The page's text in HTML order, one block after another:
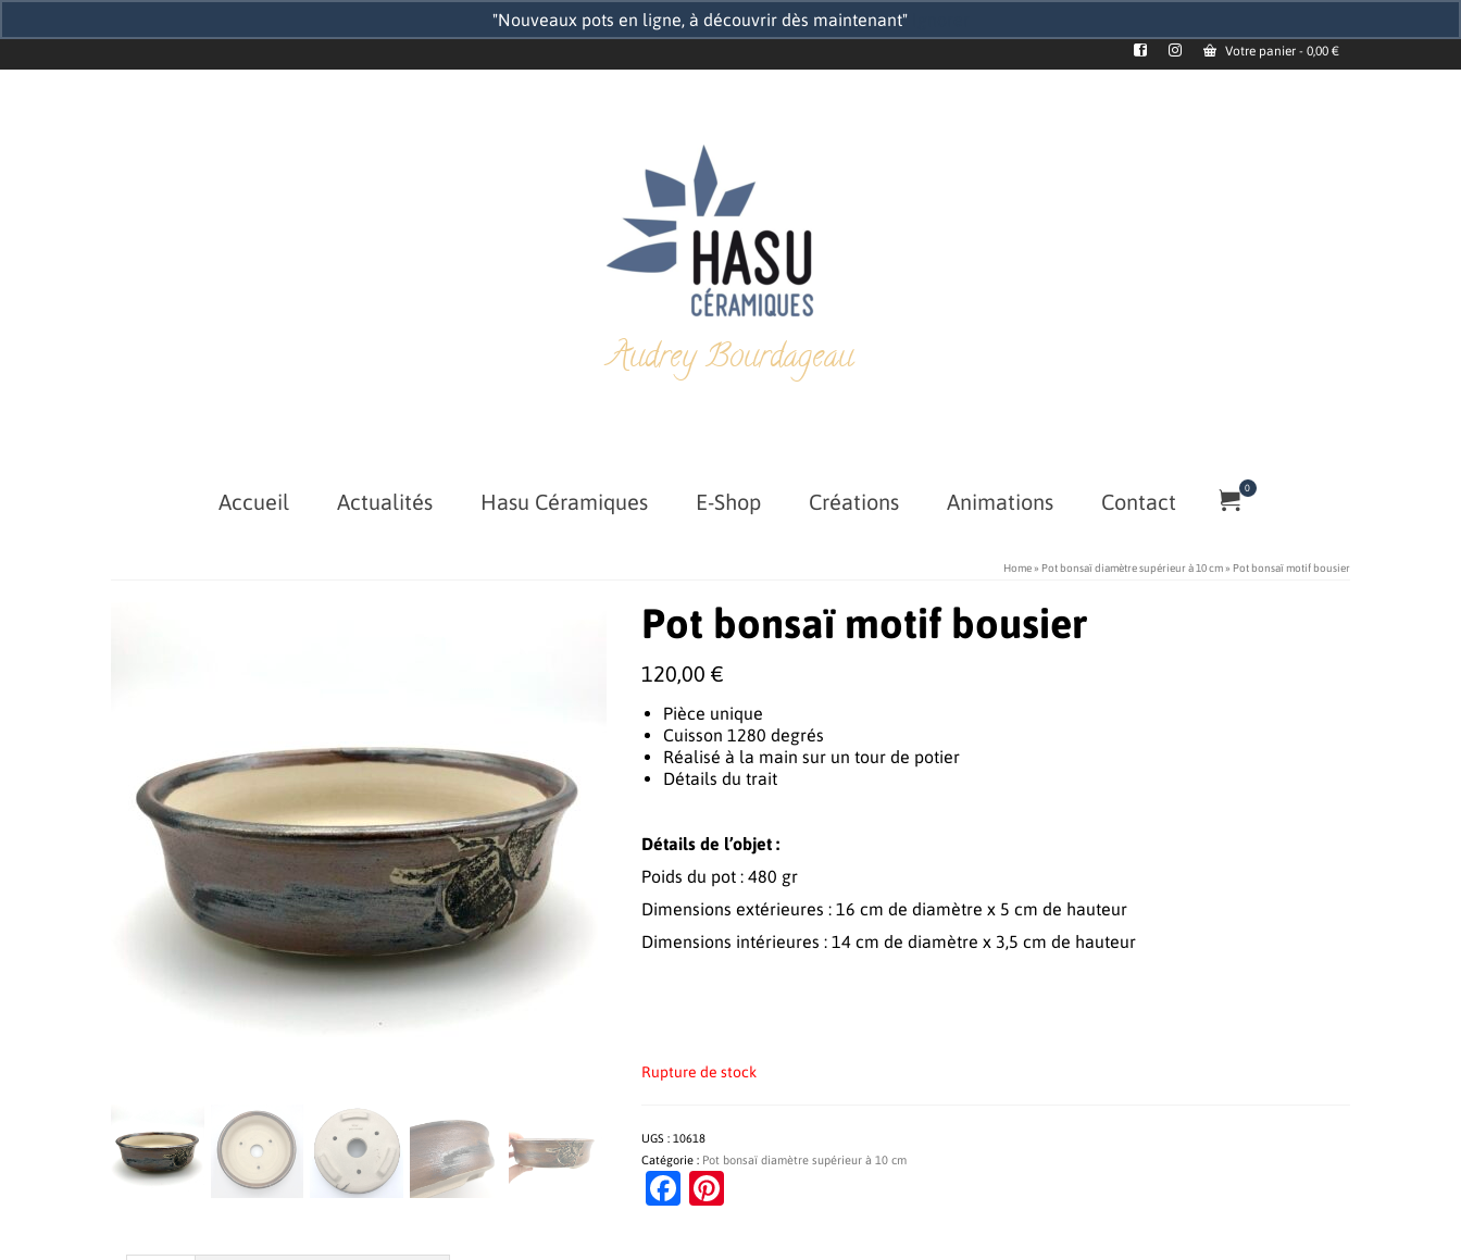
"Nouveaux pots en ligne, à découvrir dès maintenant"
Votre panier - 0,00 €
Audrey Bourdageau
Accueil Actualités Hasu Céramiques E-Shop Créations Animations Contact
0
Home» Pot bonsaï diamètre supérieur à 10 cm» Pot bonsaï motif bousier
Pot bonsaï motif bousier
120,00 €
Pièce unique
Cuisson 1280 degrés
Réalisé à la main sur un tour de potier
Détails du trait
Détails de l’objet :
Poids du pot : 480 gr
Dimensions extérieures : 16 cm de diamètre x 5 cm de hauteur
Dimensions intérieures : 14 cm de diamètre x 3,5 cm de hauteur
Rupture de stock
UGS : 10618
Catégorie : Pot bonsaï diamètre supérieur à 10 cm
Facebook
Pinterest